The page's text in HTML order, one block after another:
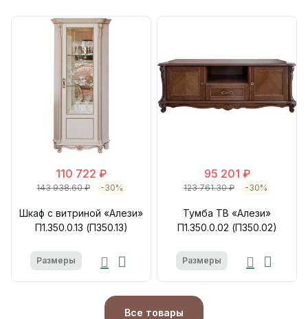
110 722 ₽
143 938.60 ₽ -30%
Шкаф с витриной «Алези»
П1.350.0.13 (П350.13)
Размеры
95 201 ₽
123 761.30 ₽ -30%
Тумба ТВ «Алези»
П1.350.0.02 (П350.02)
Размеры
Все товары